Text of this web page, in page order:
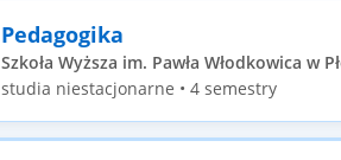
Pedagogika
Szkoła Wyższa im. Pawła Włodkowica w
studia niestacjonarne • 4 semestry